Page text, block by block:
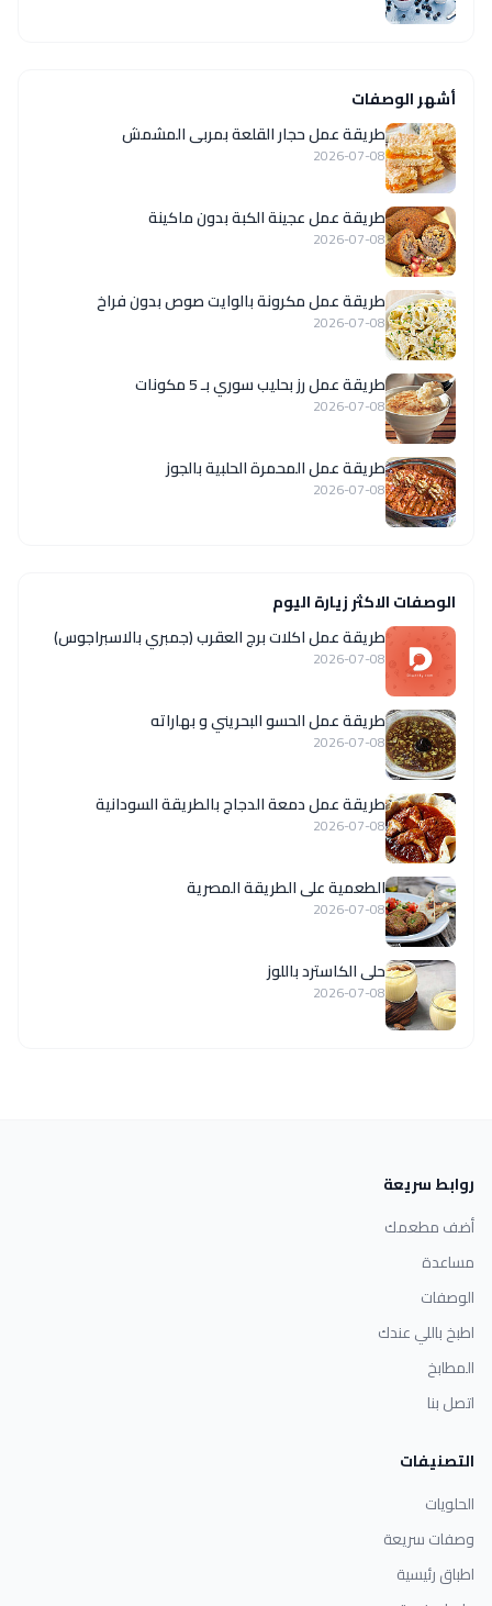
أشهر الوصفات
طريقة عمل حجار القلعة بمربى المشمش
2026-07-08
طريقة عمل عجينة الكبة بدون ماكينة
2026-07-08
طريقة عمل مكرونة بالوايت صوص بدون فراخ
2026-07-08
طريقة عمل رز بحليب سوري بـ 5 مكونات
2026-07-08
طريقة عمل المحمرة الحلبية بالجوز
2026-07-08
الوصفات الاكثر زيارة اليوم
طريقة عمل اكلات برج العقرب (جمبري بالاسبراجوس)
2026-07-08
طريقة عمل الحسو البحريني و بهاراته
2026-07-08
طريقة عمل دمعة الدجاج بالطريقة السودانية
2026-07-08
الطعمية على الطريقة المصرية
2026-07-08
حلى الكاسترد باللوز
2026-07-08
روابط سريعة
أضف مطعمك
مساعدة
الوصفات
اطبخ باللي عندك
المطابخ
اتصل بنا
التصنيفات
الحلويات
وصفات سريعة
اطباق رئيسية